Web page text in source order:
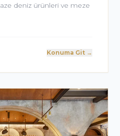
deniz ürünleri ve meze
Konuma Git →